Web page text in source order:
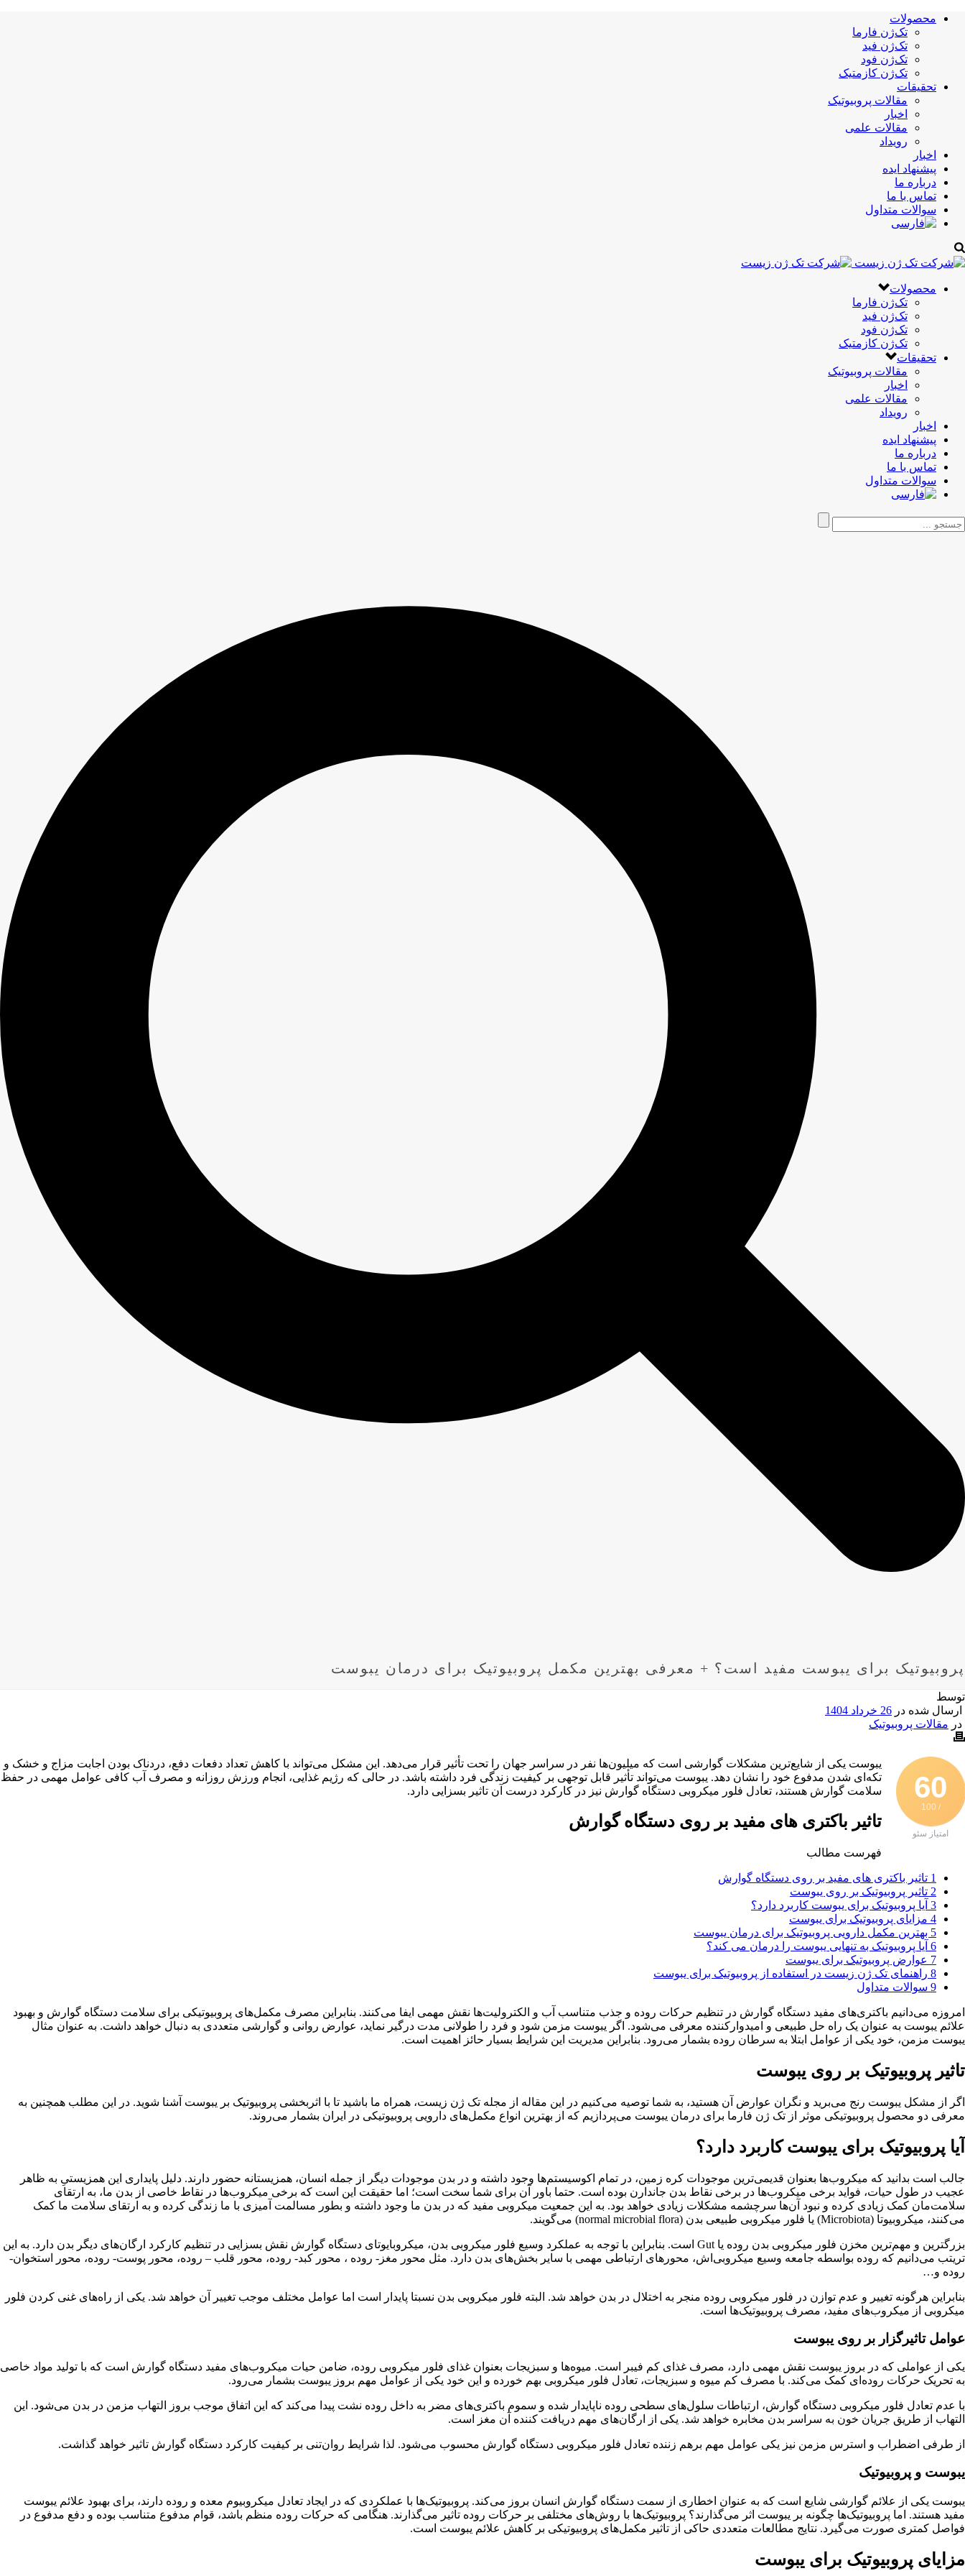
محصولات
تک‌ژن فارما
تک‌ژن فید
تک‌ژن فود
تک‌ژن کازمتیک
تحقیقات
مقالات پروبیوتیک
اخبار
مقالات علمی
رویداد
اخبار
پیشنهاد ایده
درباره ما
تماس با ما
سوالات متداول
محصولات
تک‌ژن فارما
تک‌ژن فید
تک‌ژن فود
تک‌ژن کازمتیک
تحقیقات
مقالات پروبیوتیک
اخبار
مقالات علمی
رویداد
اخبار
پیشنهاد ایده
درباره ما
تماس با ما
سوالات متداول
پروبیوتیک برای یبوست مفید است؟ + معرفی بهترین مکمل پروبیوتیک برای درمان یبوست
توسط
ارسال شده در 26 خرداد 1404
در مقالات پروبیوتیک
60
/ 100
امتیاز سئو
یبوست یکی از شایع‌ترین مشکلات گوارشی است که میلیون‌ها نفر در سراسر جهان را تحت تأثیر قرار می‌دهد. این مشکل می‌تواند با کاهش تعداد دفعات دفع، دردناک بودن اجابت مزاج و خشک و
تکه‌ای شدن مدفوع خود را نشان دهد. یبوست می‌تواند تأثیر قابل توجهی بر کیفیت زندگی فرد داشته باشد. در حالی که رژیم غذایی، انجام ورزش روزانه و مصرف آب کافی عوامل مهمی در حفظ
سلامت گوارش هستند، تعادل فلور میکروبی دستگاه گوارش نیز در کارکرد درست آن تاثیر بسزایی دارد.
تاثیر باکتری های مفید بر روی دستگاه گوارش
فهرست مطالب
1 تاثیر باکتری های مفید بر روی دستگاه گوارش
2 تاثیر پروبیوتیک بر روی یبوست
3 آیا پروبیوتیک برای یبوست کاربرد دارد؟
4 مزایای پروبیوتیک برای یبوست
5 بهترین مکمل دارویی پروبیوتیک برای درمان یبوست
6 آیا پروبیوتیک به تنهایی یبوست را درمان می کند؟
7 عوارض پروبیوتیک برای یبوست
8 راهنمای تک ژن زیست در استفاده از پروبیوتیک برای یبوست
9 سوالات متداول
امروزه می‌دانیم باکتری‌های مفید دستگاه گوارش در تنظیم حرکات روده و جذب متناسب آب و الکترولیت‌ها نقش مهمی ایفا می‌کنند. بنابراین مصرف مکمل‌های پروبیوتیکی برای سلامت دستگاه گوارش و بهبود
علائم یبوست به عنوان یک راه حل طبیعی و امیدوارکننده معرفی می‌شود. اگر یبوست مزمن شود و فرد را طولانی مدت درگیر نماید، عوارض روانی و گوارشی متعددی به دنبال خواهد داشت. به عنوان مثال
یبوست مزمن، خود یکی از عوامل ابتلا به سرطان روده بشمار می‌رود. بنابراین مدیریت این شرایط بسیار حائز اهمیت است.
تاثیر پروبیوتیک بر روی یبوست
اگر از مشکل یبوست رنج می‌برید و نگران عوارض آن هستید، به شما توصیه می‌کنیم در این مقاله از مجله تک ژن زیست، همراه ما باشید تا با اثربخشی پروبیوتیک بر یبوست آشنا شوید. در این مطلب همچنین به
معرفی دو محصول پروبیوتیکی موثر از تک ژن فارما برای درمان یبوست می‌پردازیم که از بهترین انواع مکمل‌های دارویی پروبیوتیکی در ایران بشمار می‌روند.
آیا پروبیوتیک برای یبوست کاربرد دارد؟
جالب است بدانید که میکروب‌ها بعنوان قدیمی‌ترین موجودات کره زمین، در تمام اکوسیستم‌ها وجود داشته و در بدن موجودات دیگر از جمله انسان، همزیستانه حضور دارند. دلیل پایداری این همزیستیِ به ظاهر
عجیب در طول حیات، فواید برخی میکروب‌ها در برخی نقاط بدن جاندارن بوده است. حتما باور آن برای شما سخت است؛ اما حقیقت این است که برخی میکروب‌ها در نقاط خاصی از بدن ما، به ارتقای
سلامت‌مان کمک زیادی کرده و نبود آن‌ها سرچشمه مشکلات زیادی خواهد بود. به این جمعیت میکروبی مفید که در بدن ما وجود داشته و بطور مسالمت آمیزی با ما زندگی کرده و به ارتقای سلامت ما کمک
می‌کنند، میکروبیوتا (Microbiota) یا فلور میکروبی طبیعی بدن (normal microbial flora) می‌گویند.
بزرگترین و مهم‌ترین مخزن فلور میکروبی بدن روده یا Gut است. بنابراین با توجه به عملکرد وسیع فلور میکروبی بدن، میکروبایوتای دستگاه گوارش نقش بسزایی در تنظیم کارکرد ارگان‌های دیگر بدن دارد. به این
تریتب می‌دانیم که روده بواسطه جامعه وسیع میکروبی‌اش، محورهای ارتباطی مهمی با سایر بخش‌های بدن دارد. مثل محور مغز- روده ، محور کبد- روده، محور قلب – روده، محور پوست- روده، محور استخوان-
روده و…
بنابراین هرگونه تغییر و عدم توازن در فلور میکروبی روده منجر به اختلال در بدن خواهد شد. البته فلور میکروبی بدن نسبتا پایدار است اما عوامل مختلف موجب تغییر آن خواهد شد. یکی از راه‌های غنی کردن فلور
میکروبی از میکروب‌های مفید، مصرف پروبیوتیک‌ها است.
عوامل تاثیرگزار بر روی یبوست
یکی از عواملی که در بروز یبوست نقش مهمی دارد، مصرف غذای کم فیبر است. میوه‌ها و سبزیجات بعنوان غذای فلور میکروبی روده، ضامن حیات میکروب‌های مفید دستگاه گوارش است که با تولید مواد خاصی
به تحریک حرکات روده‌ای کمک می‌کند. با مصرف کم میوه و سبزیجات، تعادل فلور میکروبی بهم خورده و این خود یکی از عوامل مهم بروز یبوست بشمار می‌رود.
با عدم تعادل فلور میکروبی دستگاه گوارش، ارتباطات سلول‌های سطحی روده ناپایدار شده و سموم باکتری‌های مضر به داخل روده نشت پیدا می‌کند که این اتفاق موجب بروز التهاب مزمن در بدن می‌شود. این
التهاب از طریق جریان خون به سراسر بدن مخابره خواهد شد. یکی از ارگان‌های مهم دریافت کننده آن مغز است.
از طرفی اضطراب و استرس مزمن نیز یکی عوامل مهم برهم زننده تعادل فلور میکروبی دستگاه گوارش محسوب می‌شود. لذا شرایط روان‌تنی بر کیفیت کارکرد دستگاه گوارش تاثیر خواهد گذاشت.
یبوست و پروبیوتیک
یبوست یکی از علائم گوارشی شایع است که به عنوان اخطاری از سمت دستگاه گوارش انسان بروز می‌کند. پروبیوتیک‌ها با عملکردی که در ایجاد تعادل میکروبیوم معده و روده دارند، برای بهبود علائم یبوست
مفید هستند. اما پروبیوتیک‌ها چگونه بر یبوست اثر می‌گذارند؟ پروبیوتیک‌ها با روش‌های مختلفی بر حرکات روده تاثیر می‌گذارند. هنگامی که حرکات روده منظم باشد، قوام مدفوع متناسب بوده و دفع مدفوع در
فواصل کمتری صورت می‌گیرد. نتایج مطالعات متعددی حاکی از تاثیر مکمل‌های پروبیوتیکی بر کاهش علائم یبوست است.
مزایای پروبیوتیک برای یبوست